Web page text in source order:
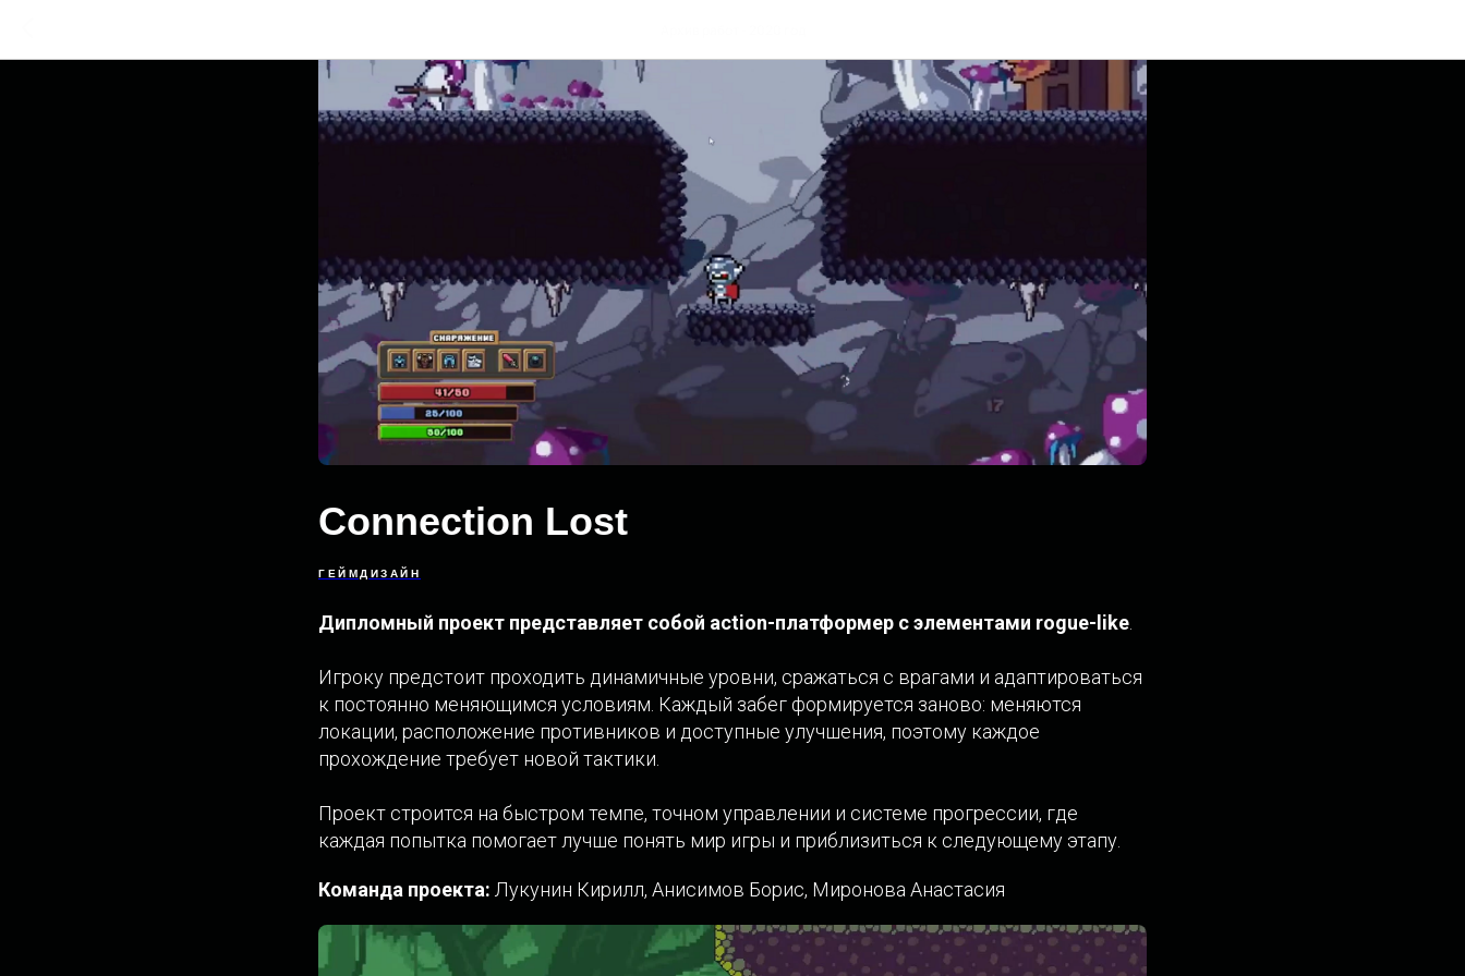
Connection Lost
ГЕЙМДИЗАЙН
Дипломный проект представляет собой action-платформер с элементами rogue-like
Игроку предстоит проходить динамичные уровни, сражаться с врагами и адаптироваться
к постоянно меняющимся условиям. Каждый забег формируется заново: меняются
локации, расположение противников и доступные улучшения, поэтому каждое
прохождение требует новой тактики.
Проект строится на быстром темпе, точном управлении и системе прогрессии, где
каждая попытка помогает лучше понять мир игры и приблизиться к следующему этапу.
Команда проекта: Лукунин Кирилл, Анисимов Борис, Миронова Анастасия